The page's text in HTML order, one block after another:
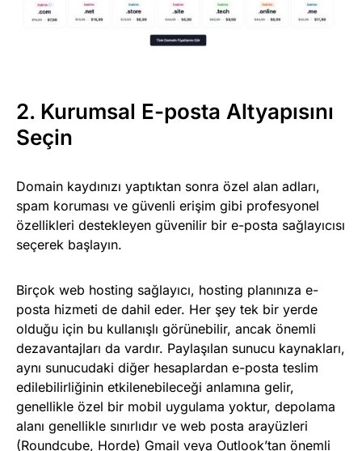
2. Kurumsal E-posta Altyapısını
Seçin
Domain kaydınızı yaptıktan sonra özel alan adları,
spam koruması ve güvenli erişim gibi profesyonel
özellikleri destekleyen güvenilir bir e-posta sağlayıcısı
seçerek başlayın.
Birçok web hosting sağlayıcı, hosting planınıza e-
posta hizmeti de dahil eder. Her şey tek bir yerde
olduğu için bu kullanışlı görünebilir, ancak önemli
dezavantajları da vardır. Paylaşılan sunucu kaynakları,
aynı sunucudaki diğer hesaplardan e-posta teslim
edilebilirliğinin etkilenebileceği anlamına gelir,
genellikle özel bir mobil uygulama yoktur, depolama
alanı genellikle sınırlıdır ve web posta arayüzleri
(Roundcube, Horde) Gmail veya Outlook’tan önemli